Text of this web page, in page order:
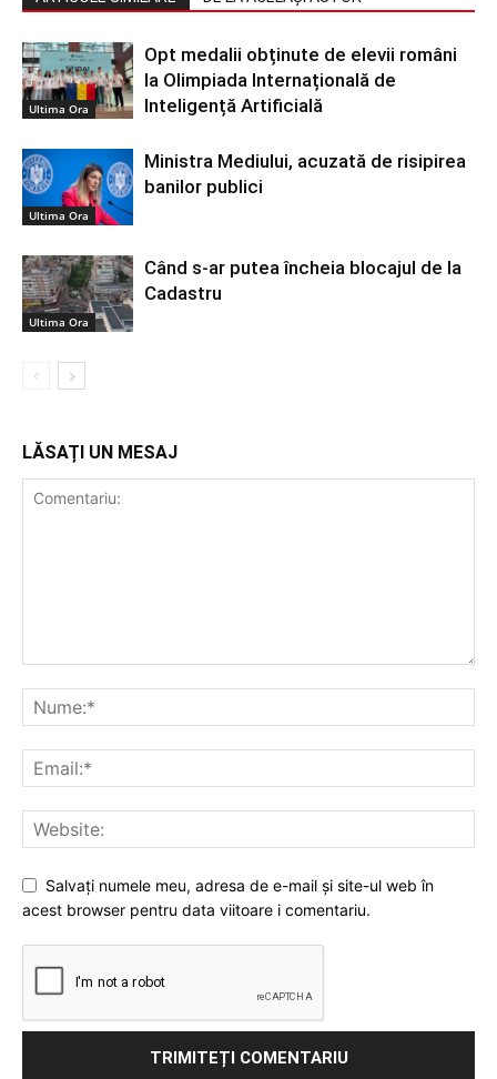
Ultima Ora
Opt medalii obținute de elevii români
la Olimpiada Internațională de
Inteligență Artificială
Ultima Ora
Ministra Mediului, acuzată de risipirea
banilor publici
Ultima Ora
Când s-ar putea încheia blocajul de la
Cadastru
LĂSAȚI UN MESAJ
Salvați numele meu, adresa de e-mail și site-ul web în
acest browser pentru data viitoare i comentariu.